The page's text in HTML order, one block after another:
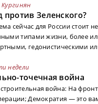
Кургинян
против Зеленского?
сейчас для России стоит
типами жизни, более
гедонистическими
недели
точечная война
война: На
Демократия — это